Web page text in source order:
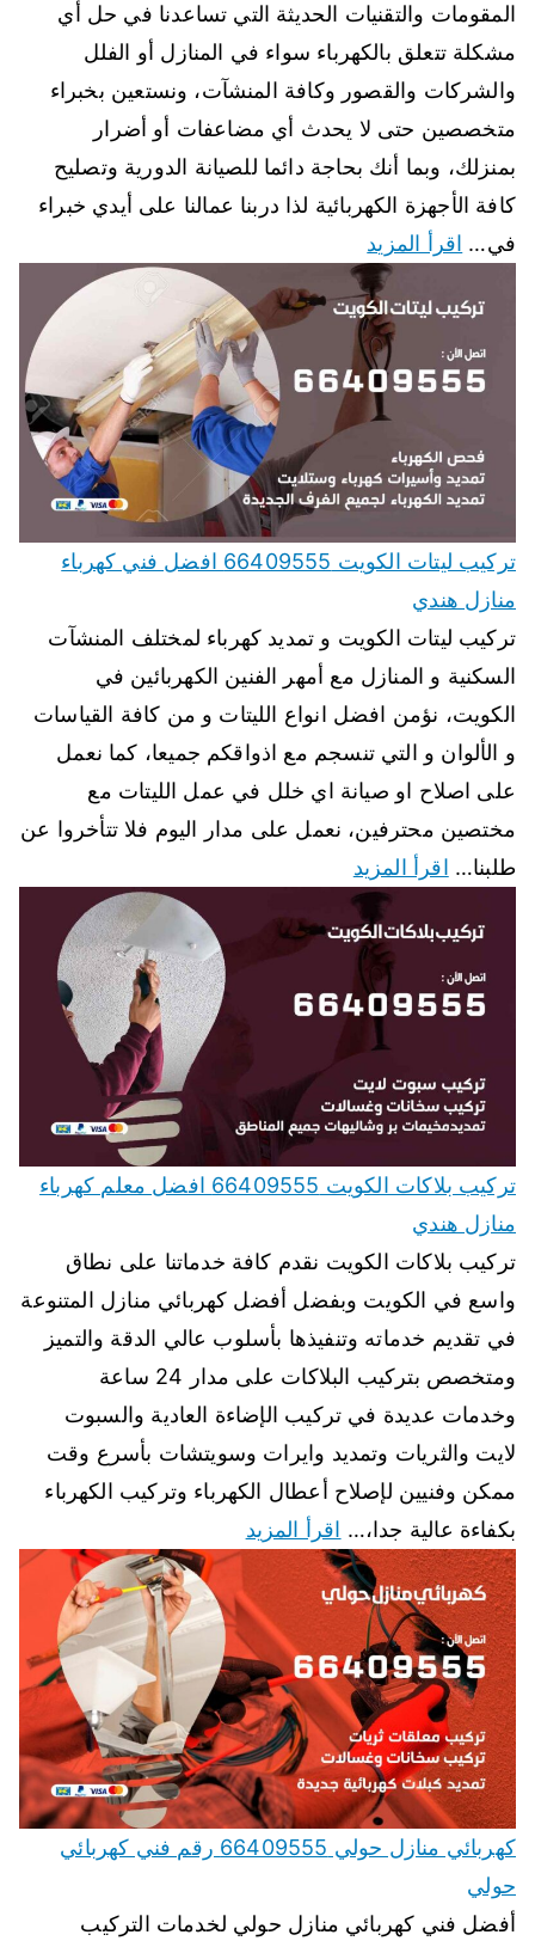
المقومات والتقنيات الحديثة التي تساعدنا في حل أي
مشكلة تتعلق بالكهرباء سواء في المنازل أو الفلل
والشركات والقصور وكافة المنشآت، ونستعين بخبراء
متخصصين حتى لا يحدث أي مضاعفات أو أضرار
بمنزلك، وبما أنك بحاجة دائما للصيانة الدورية وتصليح
كافة الأجهزة الكهربائية لذا دربنا عمالنا على أيدي خبراء
في… اقرأ المزيد
تركيب ليتات الكويت 66409555 افضل فني كهرباء
منازل هندي
تركيب ليتات الكويت و تمديد كهرباء لمختلف المنشآت
السكنية و المنازل مع أمهر الفنين الكهربائين في
الكويت، نؤمن افضل انواع الليتات و من كافة القياسات
و الألوان و التي تنسجم مع اذواقكم جميعا، كما نعمل
على اصلاح او صيانة اي خلل في عمل الليتات مع
مختصين محترفين، نعمل على مدار اليوم فلا تتأخروا عن
طلبنا… اقرأ المزيد
تركيب بلاكات الكويت 66409555 افضل معلم كهرباء
منازل هندي
تركيب بلاكات الكويت نقدم كافة خدماتنا على نطاق
واسع في الكويت وبفضل أفضل كهربائي منازل المتنوعة
في تقديم خدماته وتنفيذها بأسلوب عالي الدقة والتميز
ومتخصص بتركيب البلاكات على مدار 24 ساعة
وخدمات عديدة في تركيب الإضاءة العادية والسبوت
لايت والثريات وتمديد وايرات وسويتشات بأسرع وقت
ممكن وفنيين لإصلاح أعطال الكهرباء وتركيب الكهرباء
بكفاءة عالية جدا،… اقرأ المزيد
كهربائي منازل حولي 66409555 رقم فني كهربائي
حولي
أفضل فني كهربائي منازل حولي لخدمات التركيب